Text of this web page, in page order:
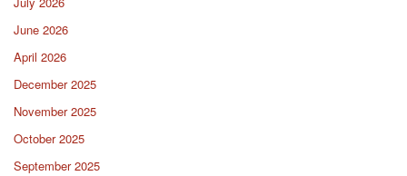
June 2026
April 2026
December 2025
November 2025
October 2025
September 2025